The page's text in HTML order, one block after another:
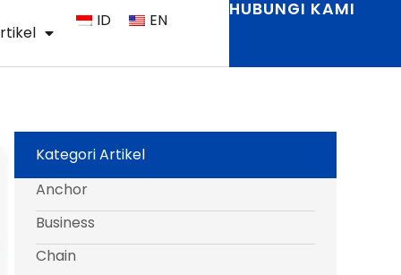
ID EN
HUBUNGI KAMI
Kategori Artikel
Anchor
Business
Chain